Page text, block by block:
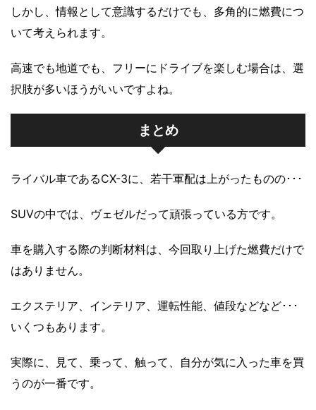
しかし、情報として意識するだけでも、多角的に燃費につ
いて考えられます。
高速でも地道でも、フリーにドライブを楽しむ場合は、選
択肢が多いほうがいいですよね。
まとめ
ライバル車であるCX-3に、若干軍配は上がったものの･･･
SUVの中では、ヴェゼルだって頑張っている方です。
車を購入する際の判断材料は、今回取り上げた燃費だけで
はありません。
エクステリア、インテリア、運転性能、値段などなど･･･
いくつもあります。
実際に、見て、乗って、触って、自分が気に入った車を買
うのが一番です。